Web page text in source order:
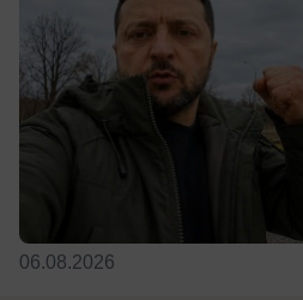
06.08.2026